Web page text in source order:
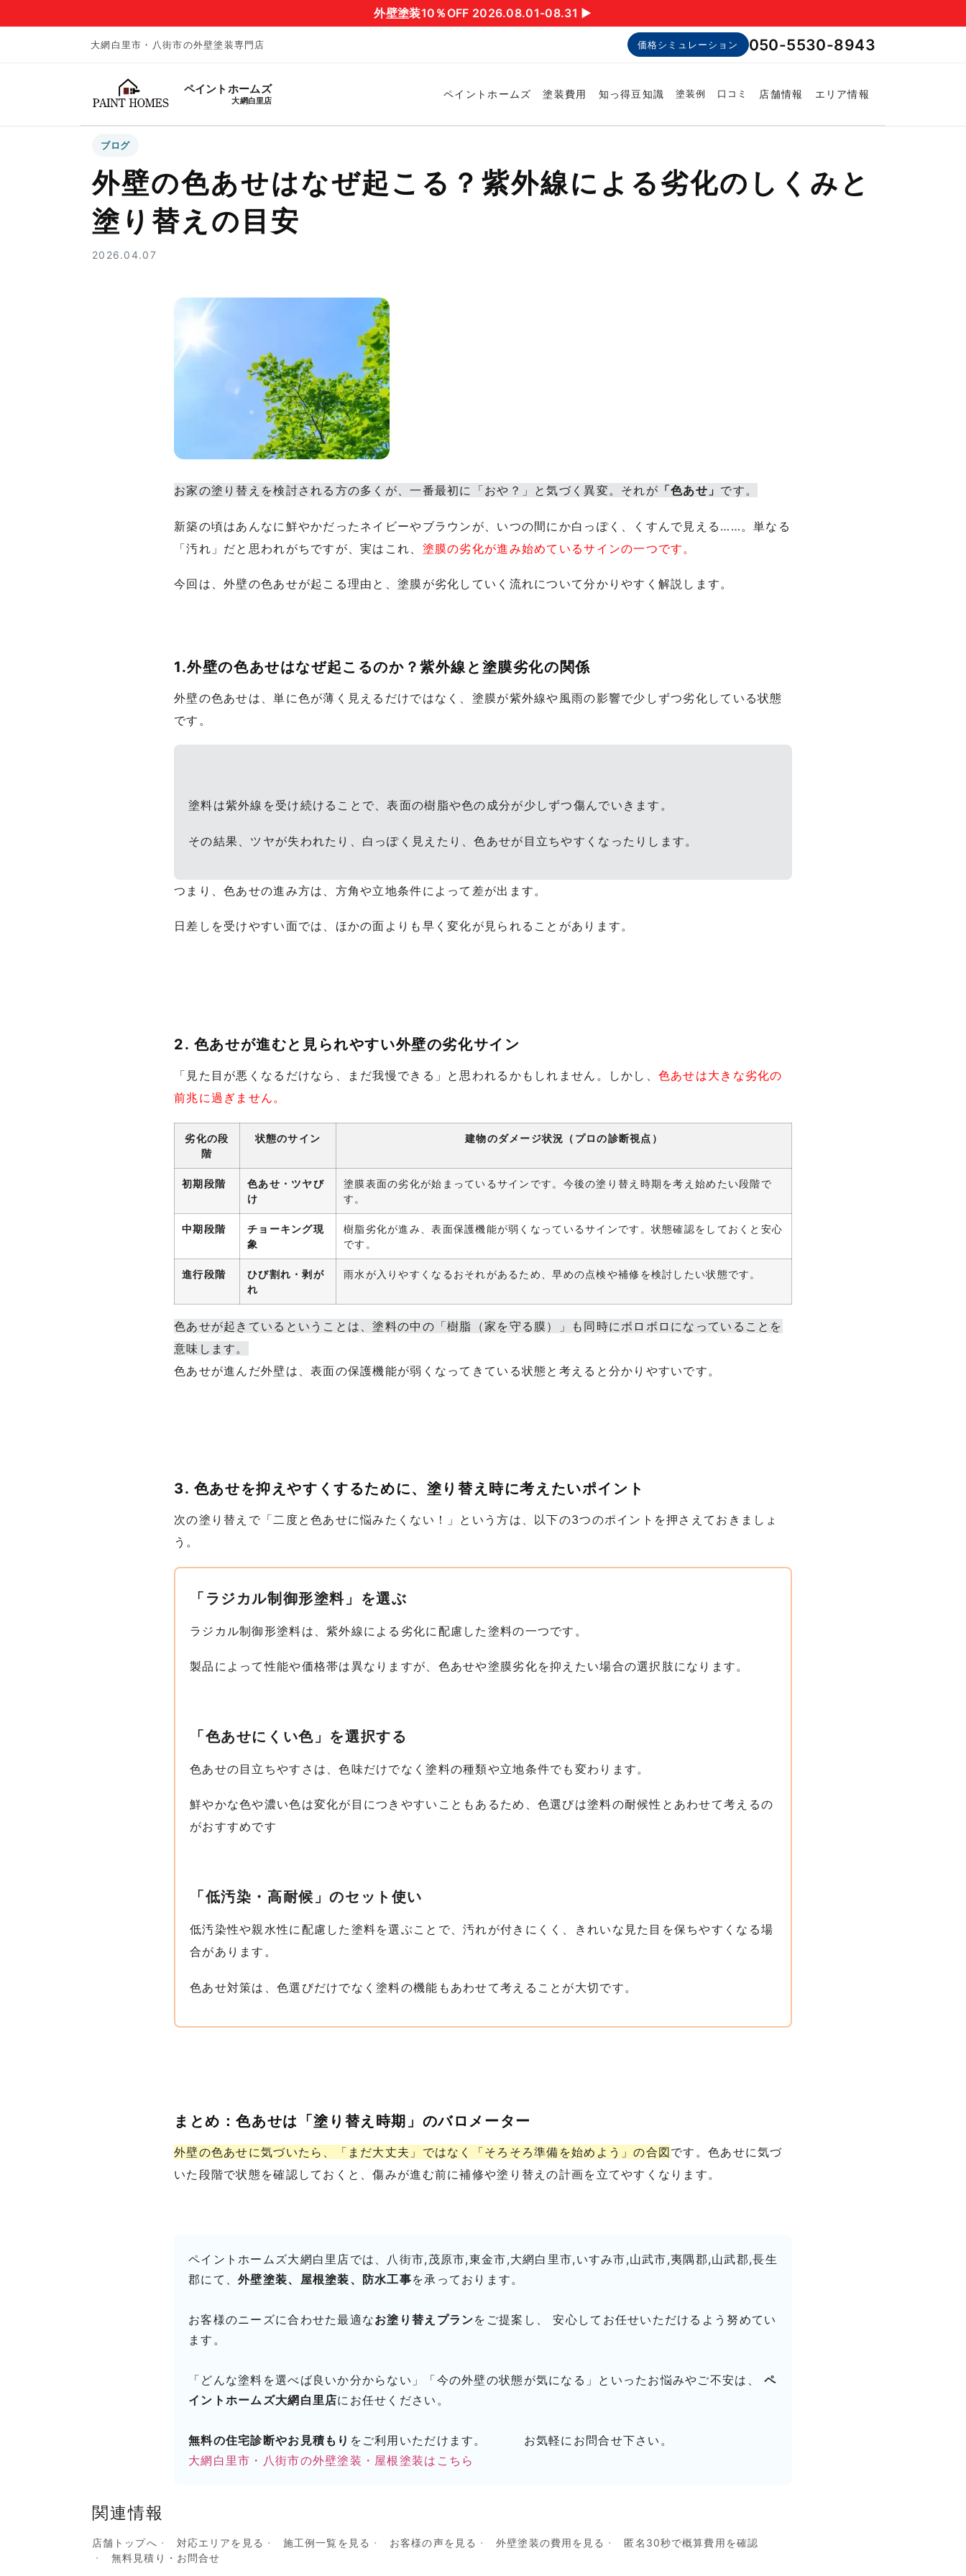
外壁塗装10％OFF 2026.08.01-08.31 ▶︎
大網白里市・八街市の外壁塗装専門店 価格シミュレーション 050-5530-8943
ペイントホームズ
大網白里店
ペイントホームズ 塗装費用 知っ得豆知識 塗装例 口コミ 店舗情報 エリア情報
ブログ
外壁の色あせはなぜ起こる？紫外線による劣化のしくみと
塗り替えの目安
2026.04.07
お家の塗り替えを検討される方の多くが、一番最初に「おや？」と気づく異変。それが 「色あせ」 です。
新築の頃はあんなに鮮やかだったネイビーやブラウンが、いつの間にか白っぽく、くすんで見える……。単なる
「汚れ」だと思われがちですが、実はこれ、 塗膜の劣化が進み始めているサインの一つです。
今回は、外壁の色あせが起こる理由と、塗膜が劣化していく流れについて分かりやすく解説します。
1.外壁の色あせはなぜ起こるのか？紫外線と塗膜劣化の関係
外壁の色あせは、単に色が薄く見えるだけではなく、塗膜が紫外線や風雨の影響で少しずつ劣化している状態
です。
塗料は紫外線を受け続けることで、表面の樹脂や色の成分が少しずつ傷んでいきます。
その結果、ツヤが失われたり、白っぽく見えたり、色あせが目立ちやすくなったりします。
つまり、色あせの進み方は、方角や立地条件によって差が出ます。
日差しを受けやすい面では、ほかの面よりも早く変化が見られることがあります。
2. 色あせが進むと見られやすい外壁の劣化サイン
「見た目が悪くなるだけなら、まだ我慢できる」と思われるかもしれません。しかし、 色あせは大きな劣化の
前兆に過ぎません。
劣化の段
階
状態のサイン 建物のダメージ状況（プロの診断視点）
初期段階
色あせ・ツヤび
け
塗膜表面の劣化が始まっているサインです。今後の塗り替え時期を考え始めたい段階で
す。
中期段階
チョーキング現
象
樹脂劣化が進み、表面保護機能が弱くなっているサインです。状態確認をしておくと安心
です。
進行段階
ひび割れ・剥が
れ
雨水が入りやすくなるおそれがあるため、早めの点検や補修を検討したい状態です。
色あせが起きているということは、塗料の中の「樹脂（家を守る膜）」も同時にボロボロになっていることを
意味します。
色あせが進んだ外壁は、表面の保護機能が弱くなってきている状態と考えると分かりやすいです。
3. 色あせを抑えやすくするために、塗り替え時に考えたいポイント
次の塗り替えで「二度と色あせに悩みたくない！」という方は、以下の3つのポイントを押さえておきましょ
う。
「ラジカル制御形塗料」を選ぶ
ラジカル制御形塗料は、紫外線による劣化に配慮した塗料の一つです。
製品によって性能や価格帯は異なりますが、色あせや塗膜劣化を抑えたい場合の選択肢になります。
「色あせにくい色」を選択する
色あせの目立ちやすさは、色味だけでなく塗料の種類や立地条件でも変わります。
鮮やかな色や濃い色は変化が目につきやすいこともあるため、色選びは塗料の耐候性とあわせて考えるの
がおすすめです
「低汚染・高耐候」のセット使い
低汚染性や親水性に配慮した塗料を選ぶことで、汚れが付きにくく、きれいな見た目を保ちやすくなる場
合があります。
色あせ対策は、色選びだけでなく塗料の機能もあわせて考えることが大切です。
まとめ：色あせは「塗り替え時期」のバロメーター
外壁の色あせに気づいたら、「まだ大丈夫」ではなく「そろそろ準備を始めよう」の合図です。色あせに気づ
いた段階で状態を確認しておくと、傷みが進む前に補修や塗り替えの計画を立てやすくなります。
ペイントホームズ大網白里店では、八街市,茂原市,東金市,大網白里市,いすみ市,山武市,夷隅郡,山武郡,長生
郡にて、外壁塗装、屋根塗装、防水工事を承っております。
お客様のニーズに合わせた最適なお塗り替えプランをご提案し、 安心してお任せいただけるよう努めてい
ます。
「どんな塗料を選べば良いか分からない」「今の外壁の状態が気になる」といったお悩みやご不安は、ペ
イントホームズ大網白里店にお任せください。
無料の住宅診断やお見積もり をご利用いただけます。 お気軽にお問合せ下さい。
大網白里市・八街市の外壁塗装・屋根塗装はこちら
関連情報
店舗トップへ 対応エリアを見る 施工例一覧を見る お客様の声を見る 外壁塗装の費用を見る
匿名30秒で概算費用を確認
無料見積り・お問合せ